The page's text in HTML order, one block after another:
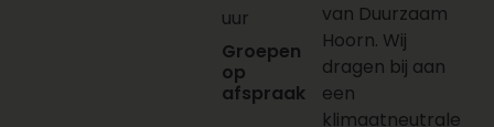
uur
Groepen
op
afspraak
van Duurzaam
Hoorn. Wij
dragen bij aan
een
klimaatneutrale